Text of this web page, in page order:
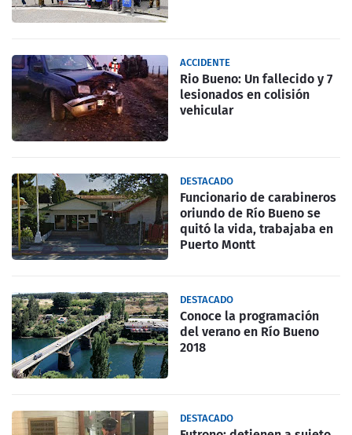
ACCIDENTE
Rio Bueno: Un fallecido y 7
lesionados en colisión
vehicular
DESTACADO
Funcionario de carabineros
oriundo de Río Bueno se
quitó la vida, trabajaba en
Puerto Montt
DESTACADO
Conoce la programación
del verano en Río Bueno
2018
DESTACADO